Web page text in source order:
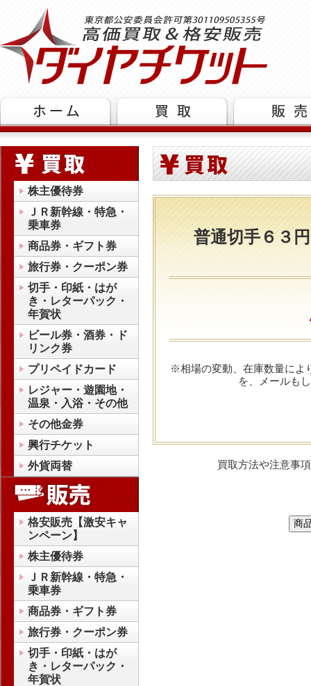
株主優待券
ＪＲ新幹線・特急・
乗車券
商品券・ギフト券
旅行券・クーポン券
切手・印紙・はが
き・レターパック・
年賀状
ビール券・酒券・ド
リンク券
プリペイドカード
レジャー・遊園地・
温泉・入浴・その他
その他金券
興行チケット
外貨両替
格安販売【激安キャ
ンペーン】
株主優待券
ＪＲ新幹線・特急・
乗車券
商品券・ギフト券
旅行券・クーポン券
切手・印紙・はが
き・レターパック・
年賀状
普通切手６３
※相場の変動、在庫数量によ
を、メールも
買取方法や注意事